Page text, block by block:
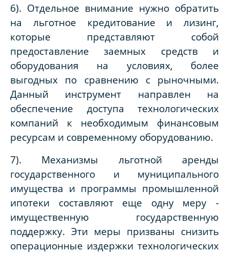
6). Отдельное внимание нужно обратить
на льготное кредитование и лизинг,
которые представляют собой
предоставление заемных средств и
оборудования на условиях, более
выгодных по сравнению с рыночными.
Данный инструмент направлен на
обеспечение доступа технологических
компаний к необходимым финансовым
ресурсам и современному оборудованию.
7). Механизмы льготной аренды
государственного и муниципального
имущества и программы промышленной
ипотеки составляют еще одну меру -
имущественную государственную
поддержку. Эти меры призваны снизить
операционные издержки технологических